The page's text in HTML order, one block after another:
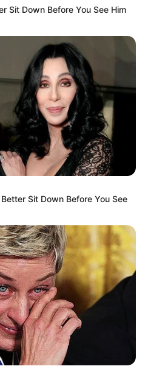
Sit Down Before You See Him
Sit Down Before You See